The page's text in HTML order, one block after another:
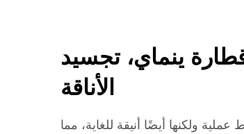
ينماي، تجسيد
الأناقة
ولكنها أيضًا أنيقة للغاية، مما